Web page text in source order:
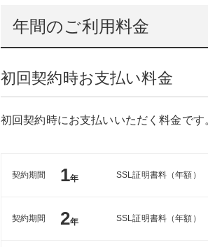
年間のご利用料金
初回契約時お支払い料金
初回契約時にお支払いいただく料金です
契約期間 1年 SSL証明書料（年額）
契約期間 2年 SSL証明書料（年額）